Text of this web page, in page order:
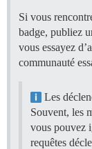
Si vous
badge, publiez
vous essayez
communauté
Les
Souvent, les
vous pouvez
requêtes